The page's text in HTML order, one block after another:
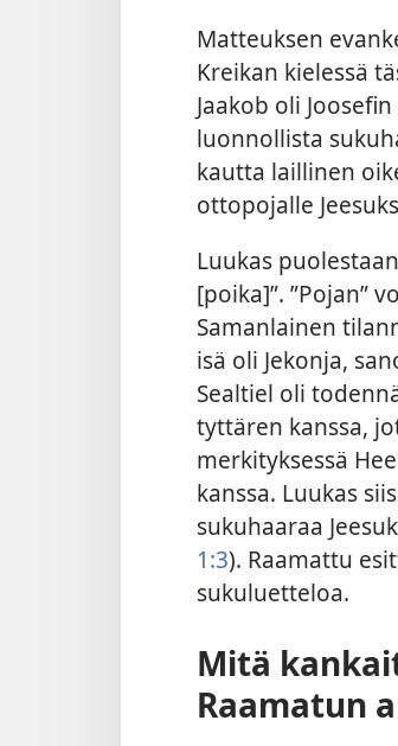
Matteuksen
Kreikan kielessä
Jaakob oli
luonnollista
kautta laillinen
ottopojalle
Luukas
[poika]”. ”Pojan”
Samanlainen
isä oli Jekonja,
Sealtiel oli
tyttären kanssa,
merkityksessä
kanssa. Luukas
sukuhaaraa
1:3). Raamattu
sukuluetteloa.
Mitä
Raamatun